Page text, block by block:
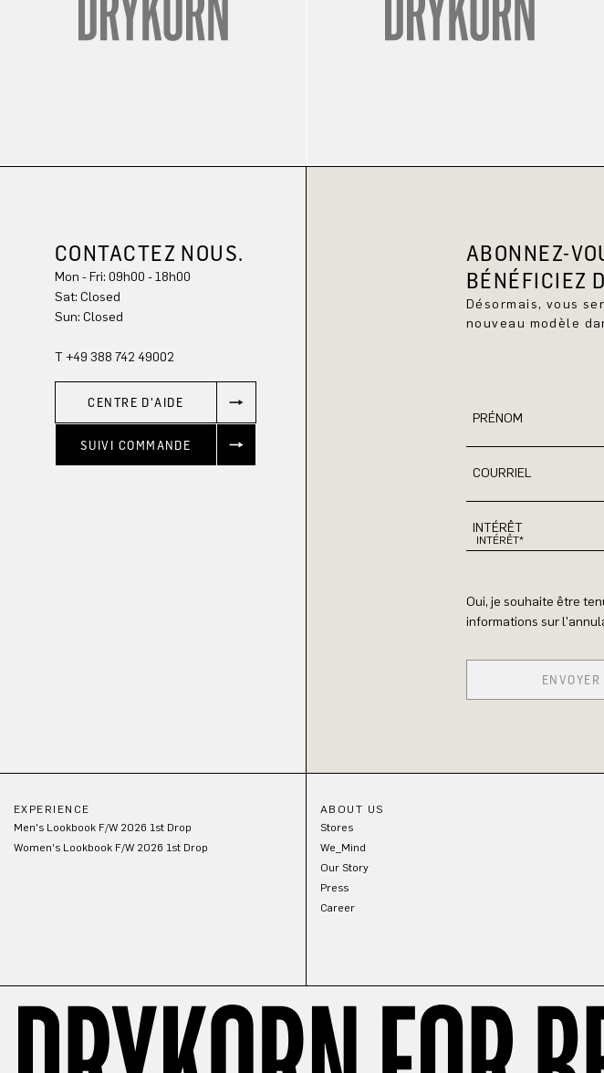
CONTACTEZ NOUS.
Mon - Fri: 09h00 - 18h00
Sun: Closed
T +49 388 742 49002
CENTRE D'AIDE
SUIVI COMMANDE
ABONNEZ-
BÉNÉFICIEZ
Désormais, vous
nouveau modèle
PRÉNOM
COURRIEL
INTÉRÊT
Oui, je souhaite être
informations sur
ENVOYER
EXPERIENCE
Men's Lookbook F/W 2026 1st Drop
Women's Lookbook F/W 2026 1st Drop
ABOUT US
Stores
We_Mind
Our Story
Press
Career